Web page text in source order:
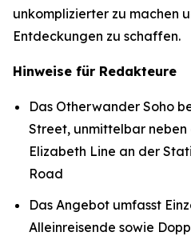
unkomplizierter zu machen
Entdeckungen zu schaffen.
Hinweise für Redakteure
Das Otherwander Soho
Street, unmittelbar
Elizabeth Line an der
Road
Das Angebot umfasst
Alleinreisende sowie